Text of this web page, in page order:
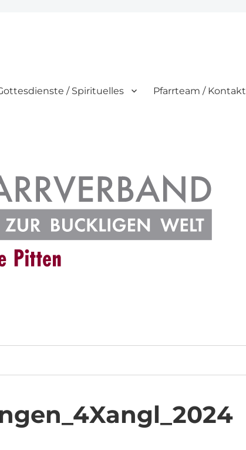
/ Spirituelles Pfarrteam / Kontakt